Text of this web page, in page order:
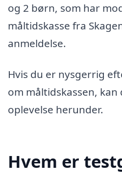
og 2 børn, som har
måltidskasse fra
anmeldelse.
Hvis du er nysgerrig
om måltidskassen,
oplevelse herunder.
Hvem er